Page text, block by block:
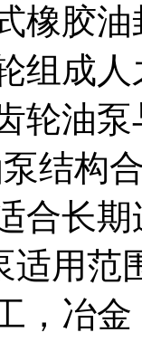
橡胶
组成
轮油
结构
合长
适用范
，冶